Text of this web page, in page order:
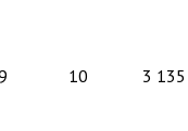
10 3 135